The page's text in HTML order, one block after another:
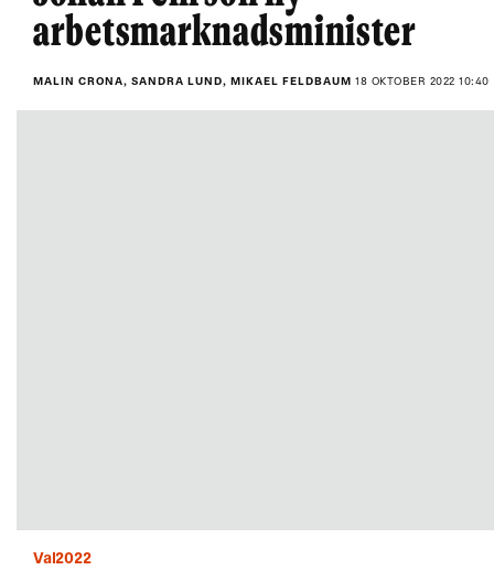
arbetsmarknadsminister
MALIN CRONA, SANDRA LUND, MIKAEL FELDBAUM 18 OKTOBER 2022 10:40
Val2022